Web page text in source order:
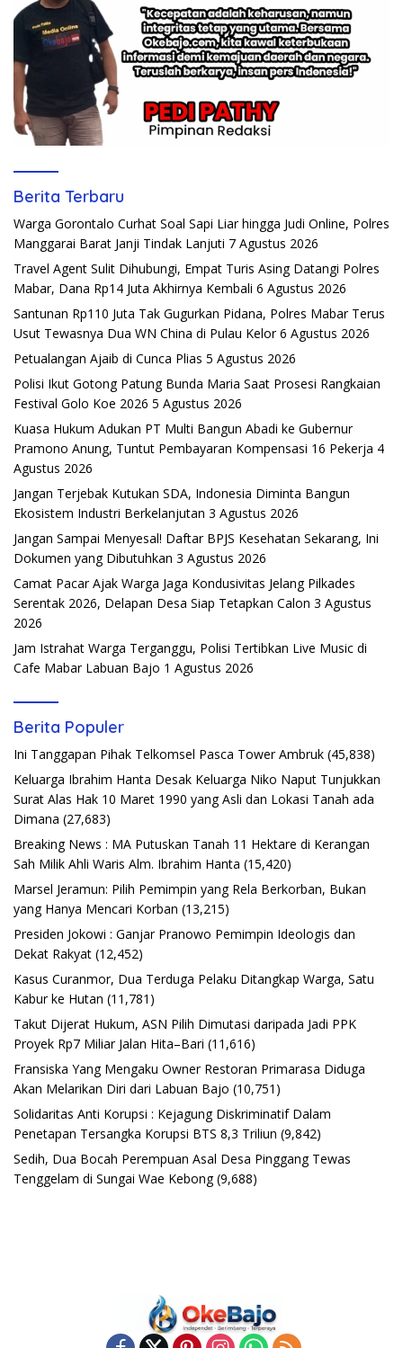
Berita Terbaru
Warga Gorontalo Curhat Soal Sapi Liar hingga Judi Online, Polres
Manggarai Barat Janji Tindak Lanjuti 7 Agustus 2026
Travel Agent Sulit Dihubungi, Empat Turis Asing Datangi Polres
Mabar, Dana Rp14 Juta Akhirnya Kembali 6 Agustus 2026
Santunan Rp110 Juta Tak Gugurkan Pidana, Polres Mabar Terus
Usut Tewasnya Dua WN China di Pulau Kelor 6 Agustus 2026
Petualangan Ajaib di Cunca Plias 5 Agustus 2026
Polisi Ikut Gotong Patung Bunda Maria Saat Prosesi Rangkaian
Festival Golo Koe 2026 5 Agustus 2026
Kuasa Hukum Adukan PT Multi Bangun Abadi ke Gubernur
Pramono Anung, Tuntut Pembayaran Kompensasi 16 Pekerja 4
Agustus 2026
Jangan Terjebak Kutukan SDA, Indonesia Diminta Bangun
Ekosistem Industri Berkelanjutan 3 Agustus 2026
Jangan Sampai Menyesal! Daftar BPJS Kesehatan Sekarang, Ini
Dokumen yang Dibutuhkan 3 Agustus 2026
Camat Pacar Ajak Warga Jaga Kondusivitas Jelang Pilkades
Serentak 2026, Delapan Desa Siap Tetapkan Calon 3 Agustus
2026
Jam Istrahat Warga Terganggu, Polisi Tertibkan Live Music di
Cafe Mabar Labuan Bajo 1 Agustus 2026
Berita Populer
Ini Tanggapan Pihak Telkomsel Pasca Tower Ambruk (45,838)
Keluarga Ibrahim Hanta Desak Keluarga Niko Naput Tunjukkan
Surat Alas Hak 10 Maret 1990 yang Asli dan Lokasi Tanah ada
Dimana (27,683)
Breaking News : MA Putuskan Tanah 11 Hektare di Kerangan
Sah Milik Ahli Waris Alm. Ibrahim Hanta (15,420)
Marsel Jeramun: Pilih Pemimpin yang Rela Berkorban, Bukan
yang Hanya Mencari Korban (13,215)
Presiden Jokowi : Ganjar Pranowo Pemimpin Ideologis dan
Dekat Rakyat (12,452)
Kasus Curanmor, Dua Terduga Pelaku Ditangkap Warga, Satu
Kabur ke Hutan (11,781)
Takut Dijerat Hukum, ASN Pilih Dimutasi daripada Jadi PPK
Proyek Rp7 Miliar Jalan Hita–Bari (11,616)
Fransiska Yang Mengaku Owner Restoran Primarasa Diduga
Akan Melarikan Diri dari Labuan Bajo (10,751)
Solidaritas Anti Korupsi : Kejagung Diskriminatif Dalam
Penetapan Tersangka Korupsi BTS 8,3 Triliun (9,842)
Sedih, Dua Bocah Perempuan Asal Desa Pinggang Tewas
Tenggelam di Sungai Wae Kebong (9,688)